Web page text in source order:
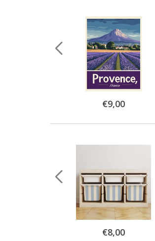
Special
Price
€9,00
Special
Price
€8,00